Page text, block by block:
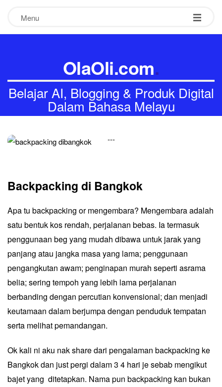
Menu
OlaOli.com.
Belajar AI, Blogging & Produk Digital
Dalam Bahasa Melayu
---
Backpacking di Bangkok
Apa tu backpacking or mengembara? Mengembara adalah
satu bentuk kos rendah, perjalanan bebas. Ia termasuk
penggunaan beg yang mudah dibawa untuk jarak yang
panjang atau jangka masa yang lama; penggunaan
pengangkutan awam; penginapan murah seperti asrama
belia; sering tempoh yang lebih lama perjalanan
berbanding dengan percutian konvensional; dan menjadi
keutamaan dalam berjumpa dengan penduduk tempatan
serta melihat pemandangan.
Ok kali ni aku nak share dari pengalaman backpacking ke
Bangkok dan just pergi dalam 3 4 hari je sebab mengikut
bajet yang ditetapkan. Nama pun backpacking kan bukan